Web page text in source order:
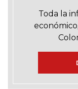
Toda la